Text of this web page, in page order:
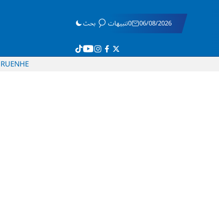
06/08/2026 0تنبيهات بحث
HE
EN
RU